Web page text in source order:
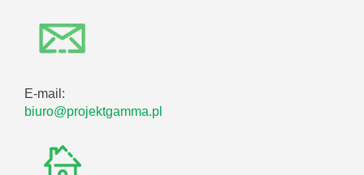
E-mail:
biuro@projektgamma.pl